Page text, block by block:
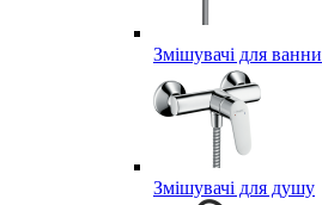
Змішувачі для ванни
Змішувачі для душу